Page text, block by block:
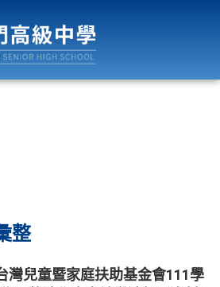
整
灣兒童暨家庭扶助基金會111學